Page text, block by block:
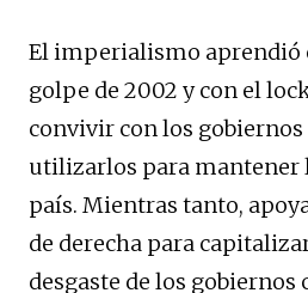
El imperialismo aprendió
golpe de 2002 y con el
convivir con los gobiernos
utilizarlos para mantener
país. Mientras tanto,
de derecha para
desgaste de los gobiernos